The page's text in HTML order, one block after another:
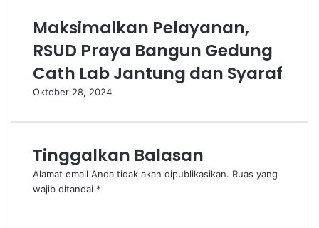
Maksimalkan Pelayanan,
RSUD Praya Bangun Gedung
Cath Lab Jantung dan Syaraf
Oktober 28, 2024
Tinggalkan Balasan
Alamat email Anda tidak akan dipublikasikan. Ruas yang
wajib ditandai *